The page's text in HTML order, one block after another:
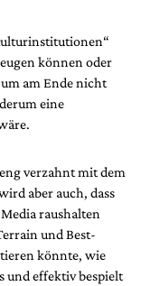
können oder
am Ende nicht
eine
verzahnt mit dem
aber auch, dass
raushalten
und Best-
könnte, wie
und effektiv bespielt